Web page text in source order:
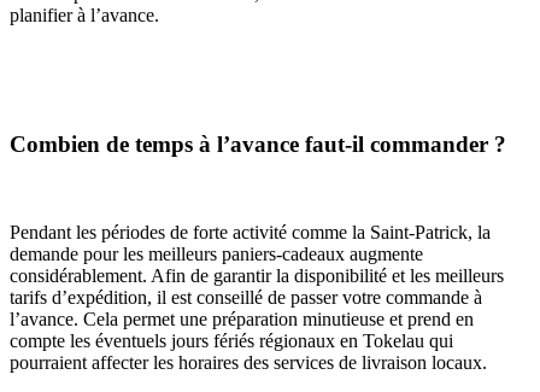
planifier à l’avance.
Combien de temps à l’avance faut-il commander ?
Pendant les périodes de forte activité comme la Saint-Patrick, la
demande pour les meilleurs paniers-cadeaux augmente
considérablement. Afin de garantir la disponibilité et les meilleurs
tarifs d’expédition, il est conseillé de passer votre commande à
l’avance. Cela permet une préparation minutieuse et prend en
compte les éventuels jours fériés régionaux en Tokelau qui
pourraient affecter les horaires des services de livraison locaux.